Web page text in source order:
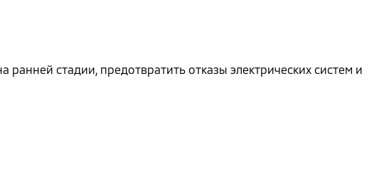
стадии, предотвратить отказы электрических систем и